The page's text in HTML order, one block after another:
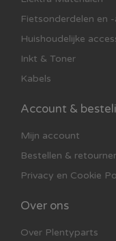
Daihatsu Rocky:
Daihatsu
Fiat 126:
Fiat 500:<-- 1972
Fiat Barchetta:
Fiat Bravo:2007 -->
Fiat Fiorino:
Fiat Idea:
Fiat Panda:2003 -->
Fietsonderdelen en
Huishoudelijke
Inkt & Toner
Kabels
Account &
Mijn account
Bestellen &
Privacy en Cookie
Over ons
Over Plentyparts